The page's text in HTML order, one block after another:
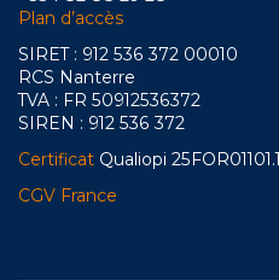
Plan d’accès
SIRET : 912 536 372 00010
RCS Nanterre
TVA : FR 50912536372
SIREN : 912 536 372
Certificat Qualiopi 25FOR01101.1
CGV France